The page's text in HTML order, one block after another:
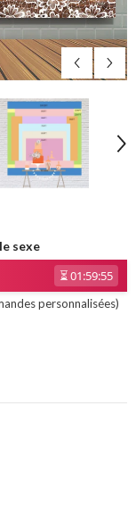
sexe
⏳01:59:53
personnalisées)